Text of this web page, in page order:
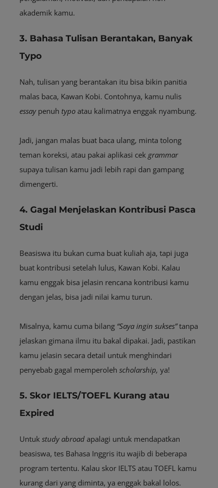
akademik kamu.
3. Bahasa Tulisan Berantakan, Banyak
Typo
Nah, tulisan yang berantakan itu bisa bikin panitia
malas baca, Kawan Kobi. Contohnya, kamu nulis
essaypenuh typo atau kalimatnya enggak nyambung.
Jadi, jangan malas buat baca ulang, minta tolong
teman koreksi, atau pakai aplikasi cek grammar
supaya tulisan kamu jadi lebih rapi dan gampang
dimengerti.
4. Gagal Menjelaskan Kontribusi Pasca
Studi
Beasiswa itu bukan cuma buat kuliah aja, tapi juga
buat kontribusi setelah lulus, Kawan Kobi. Kalau
kamu enggak bisa jelasin rencana kontribusi kamu
dengan jelas, bisa jadi nilai kamu turun.
Misalnya, kamu cuma bilang “Saya ingin sukses”tanpa
jelaskan gimana ilmu itu bakal dipakai. Jadi, pastikan
kamu jelasin secara detail untuk menghindari
penyebab gagal memperoleh scholarship, ya!
5. Skor IELTS/TOEFL Kurang atau
Expired
Untuk study abroad apalagi untuk mendapatkan
beasiswa, tes Bahasa Inggris itu wajib di beberapa
program tertentu. Kalau skor IELTS atau TOEFL kamu
kurang dari yang diminta, ya enggak bakal lolos.